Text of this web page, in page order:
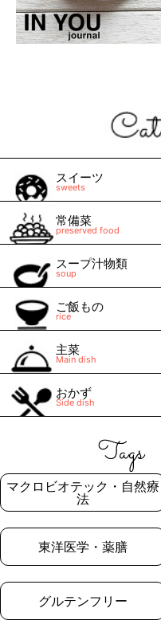
スイーツ
sweets
常備菜
preserved food
スープ汁物類
soup
ご飯もの
rice
主菜
Main dish
おかず
Side dish
マクロビオテック・自然療
法
東洋医学・薬膳
グルテンフリー